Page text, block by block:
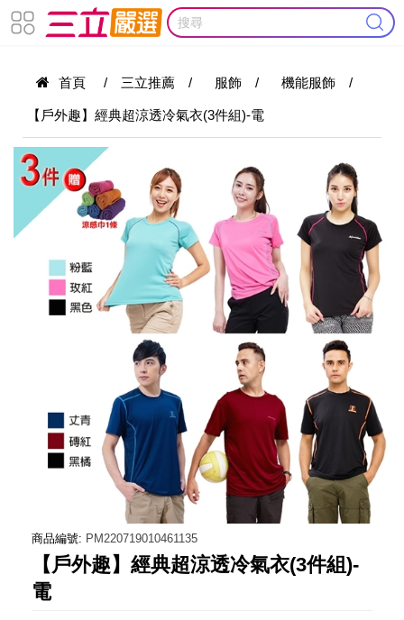
首頁 / 三立推薦 / 服飾 / 機能服飾 /
【戶外趣】經典超涼透冷氣衣(3件組)-電
商品編號: PM220719010461135
【戶外趣】經典超涼透冷氣衣(3件組)-
電